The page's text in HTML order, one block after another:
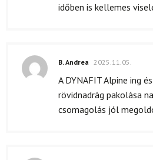
időben is kellemes
B. Andrea 2025.11.05.
A DYNAFIT Alpine ing
rövidnadrág pakolása
csomagolás jól